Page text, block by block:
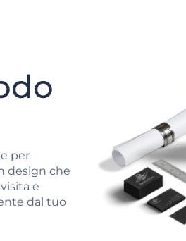
per
design che
e
dal tuo